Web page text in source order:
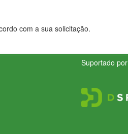
com a sua solicitação.
Suportado por